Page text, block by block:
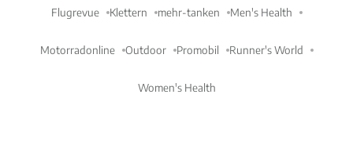
Flugrevue Klettern mehr-tanken Men's Health
Motorradonline Outdoor Promobil Runner's World
Women's Health